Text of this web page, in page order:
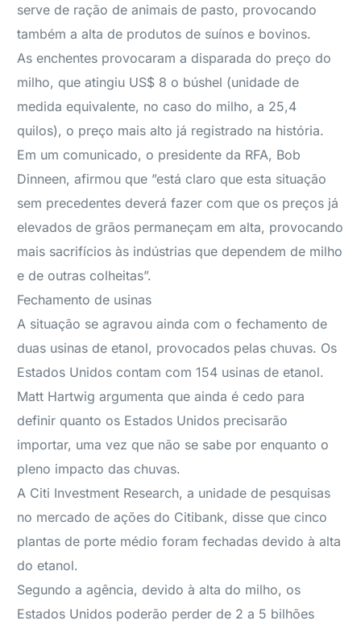
serve de ração de animais de pasto, provocando
também a alta de produtos de suínos e bovinos.
As enchentes provocaram a disparada do preço do
milho, que atingiu US$ 8 o búshel (unidade de
medida equivalente, no caso do milho, a 25,4
quilos), o preço mais alto já registrado na história.
Em um comunicado, o presidente da RFA, Bob
Dinneen, afirmou que ”está claro que esta situação
sem precedentes deverá fazer com que os preços já
elevados de grãos permaneçam em alta, provocando
mais sacrifícios às indústrias que dependem de milho
e de outras colheitas”.
Fechamento de usinas
A situação se agravou ainda com o fechamento de
duas usinas de etanol, provocados pelas chuvas. Os
Estados Unidos contam com 154 usinas de etanol.
Matt Hartwig argumenta que ainda é cedo para
definir quanto os Estados Unidos precisarão
importar, uma vez que não se sabe por enquanto o
pleno impacto das chuvas.
A Citi Investment Research, a unidade de pesquisas
no mercado de ações do Citibank, disse que cinco
plantas de porte médio foram fechadas devido à alta
do etanol.
Segundo a agência, devido à alta do milho, os
Estados Unidos poderão perder de 2 a 5 bilhões